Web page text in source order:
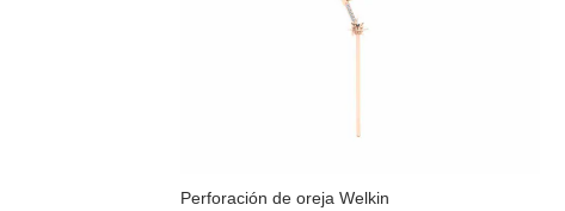
Perforación de oreja Welkin